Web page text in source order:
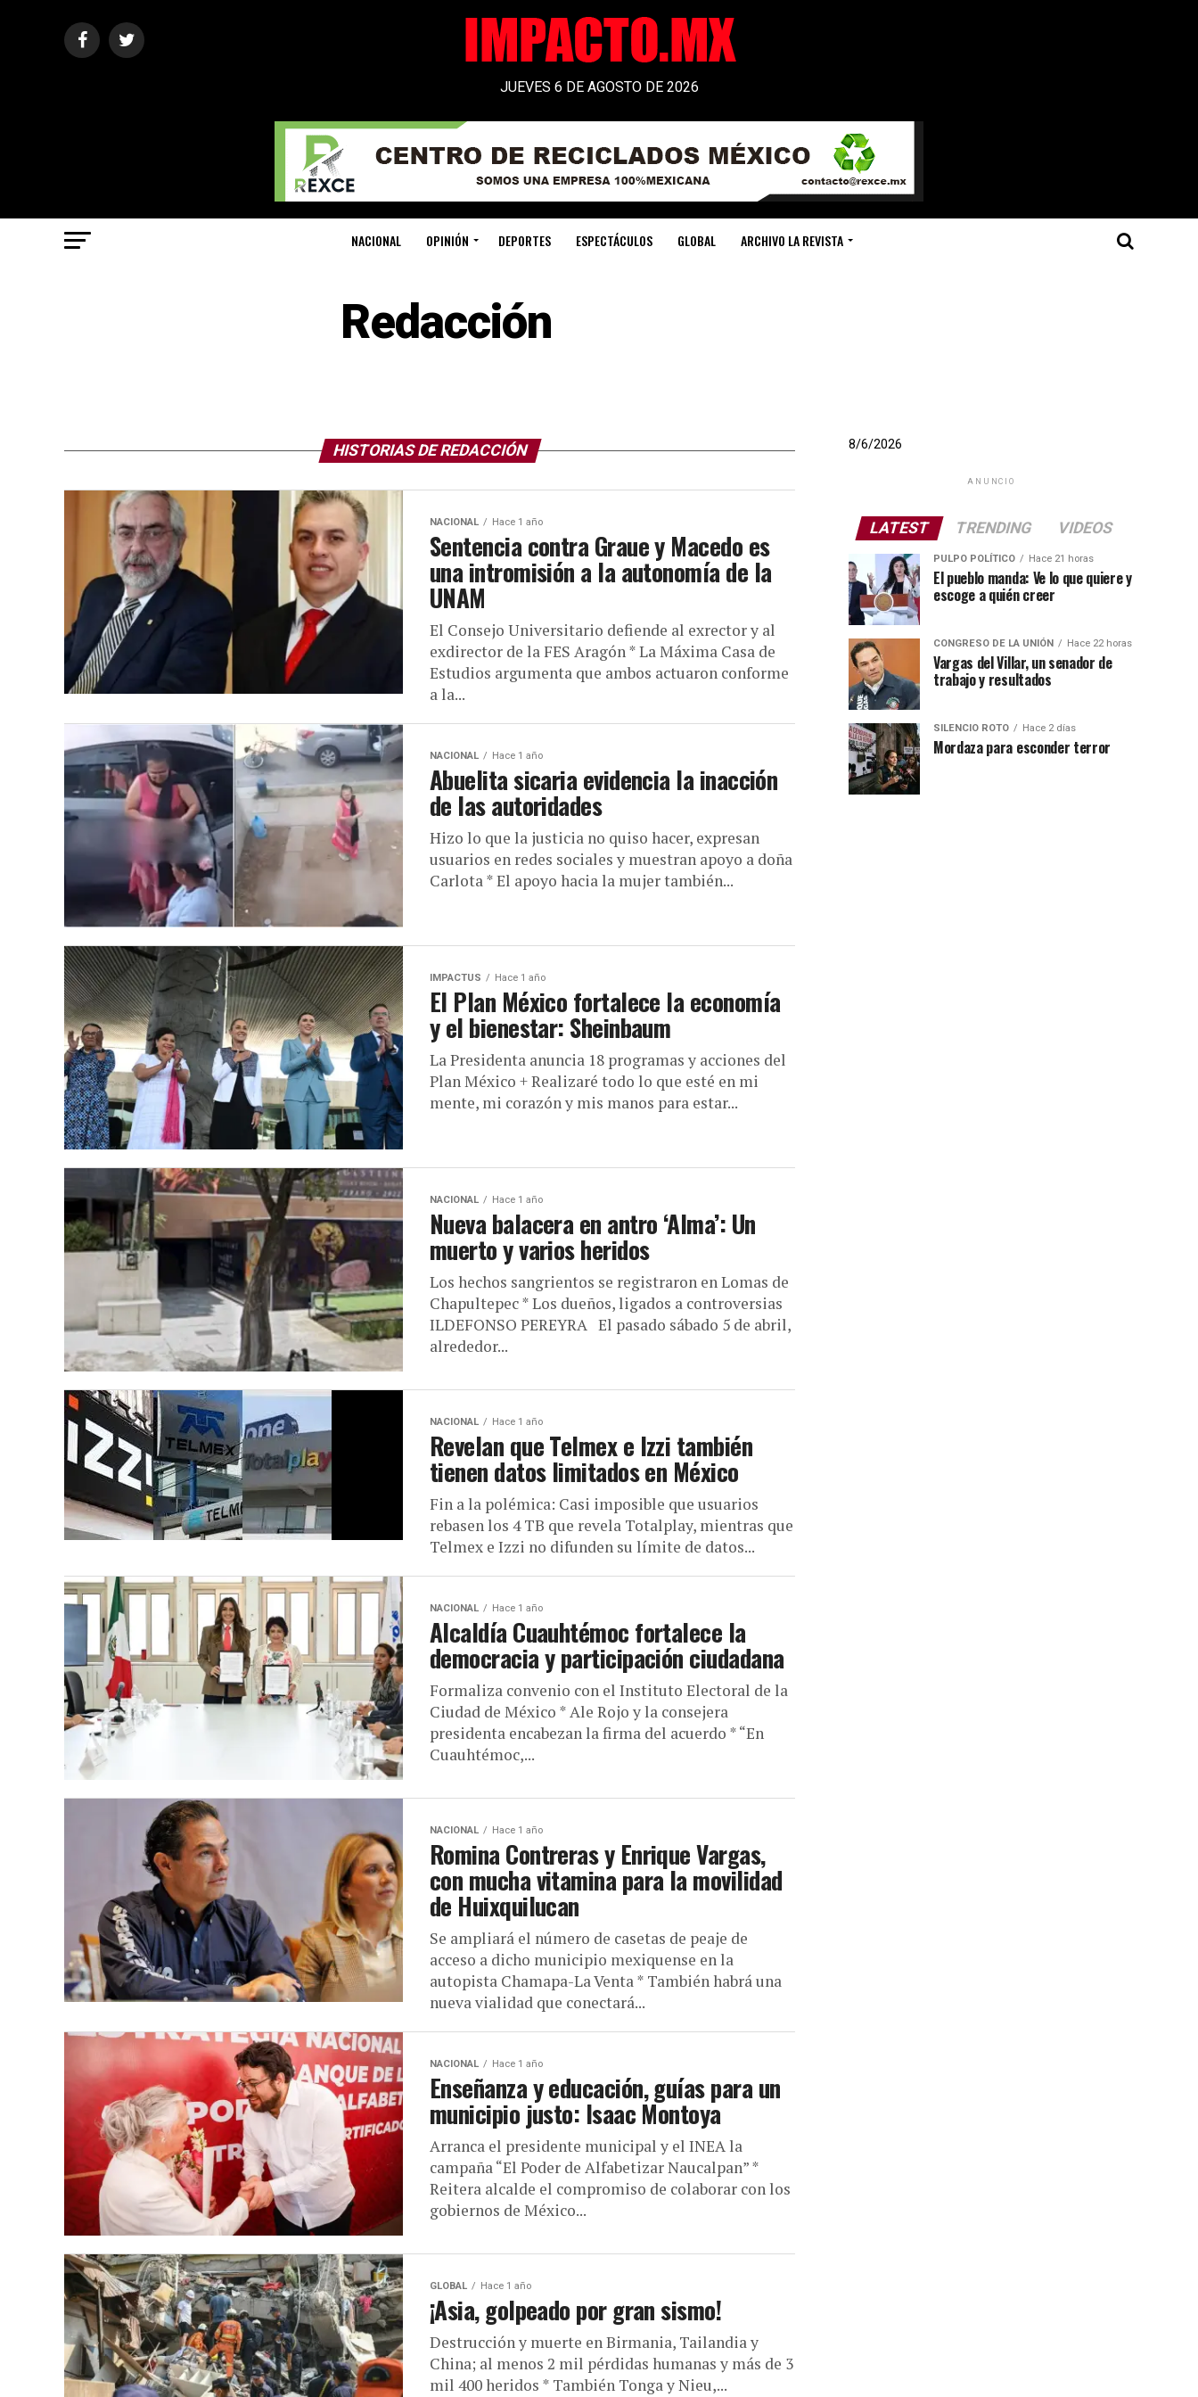
JUEVES 6 DE AGOSTO DE 2026
NACIONAL OPINIÓN DEPORTES ESPECTÁCULOS GLOBAL ARCHIVO LA REVISTA
Redacción
HISTORIAS DE REDACCIÓN
NACIONAL Hace 1 año
Sentencia contra Graue y Macedo es
una intromisión a la autonomía de la
UNAM
El Consejo Universitario defiende al exrector y al
exdirector de la FES Aragón * La Máxima Casa de
Estudios argumenta que ambos actuaron conforme
a la...
NACIONAL Hace 1 año
Abuelita sicaria evidencia la inacción
de las autoridades
Hizo lo que la justicia no quiso hacer, expresan
usuarios en redes sociales y muestran apoyo a doña
Carlota * El apoyo hacia la mujer también...
IMPACTUS Hace 1 año
El Plan México fortalece la economía
y el bienestar: Sheinbaum
La Presidenta anuncia 18 programas y acciones del
Plan México + Realizaré todo lo que esté en mi
mente, mi corazón y mis manos para estar...
NACIONAL Hace 1 año
Nueva balacera en antro ‘Alma’: Un
muerto y varios heridos
Los hechos sangrientos se registraron en Lomas de
Chapultepec * Los dueños, ligados a controversias
ILDEFONSO PEREYRA El pasado sábado 5 de abril,
alrededor...
NACIONAL Hace 1 año
Revelan que Telmex e Izzi también
tienen datos limitados en México
Fin a la polémica: Casi imposible que usuarios
rebasen los 4 TB que revela Totalplay, mientras que
Telmex e Izzi no difunden su límite de datos...
NACIONAL Hace 1 año
Alcaldía Cuauhtémoc fortalece la
democracia y participación ciudadana
Formaliza convenio con el Instituto Electoral de la
Ciudad de México * Ale Rojo y la consejera
presidenta encabezan la firma del acuerdo * “En
Cuauhtémoc,...
NACIONAL Hace 1 año
Romina Contreras y Enrique Vargas,
con mucha vitamina para la movilidad
de Huixquilucan
Se ampliará el número de casetas de peaje de
acceso a dicho municipio mexiquense en la
autopista Chamapa-La Venta * También habrá una
nueva vialidad que conectará...
NACIONAL Hace 1 año
Enseñanza y educación, guías para un
municipio justo: Isaac Montoya
Arranca el presidente municipal y el INEA la
campaña “El Poder de Alfabetizar Naucalpan” *
Reitera alcalde el compromiso de colaborar con los
gobiernos de México...
GLOBAL Hace 1 año
¡Asia, golpeado por gran sismo!
Destrucción y muerte en Birmania, Tailandia y
China; al menos 2 mil pérdidas humanas y más de 3
mil 400 heridos * También Tonga y Nieu,...
8/6/2026
ANUNCIO
LATEST TRENDING VIDEOS
PULPO POLÍTICO Hace 21 horas
El pueblo manda: Ve lo que quiere y
escoge a quién creer
CONGRESO DE LA UNIÓN Hace 22 horas
Vargas del Villar, un senador de
trabajo y resultados
SILENCIO ROTO Hace 2 días
Mordaza para esconder terror